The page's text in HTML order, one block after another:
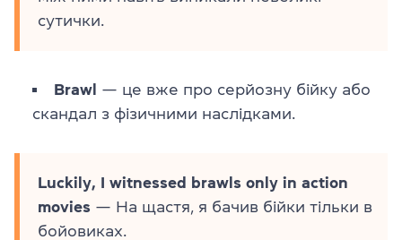
сутички.
Brawl
— це вже про серйозну бійку або
скандал з фізичними наслідками.
Luckily, I witnessed brawls only in action
movies — На щастя, я бачив бійки тільки в
бойовиках.